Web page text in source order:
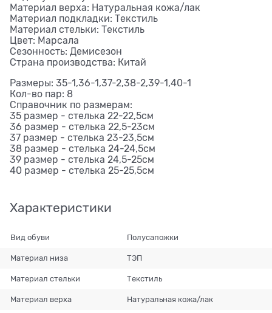
Материал верха: Натуральная кожа/лак
Материал подкладки: Текстиль
Материал стельки: Текстиль
Цвет: Марсала
Сезонность: Демисезон
Страна производства: Китай
Размеры: 35-1,36-1,37-2,38-2,39-1,40-1
Кол-во пар: 8
Справочник по размерам:
35 размер - стелька 22-22,5см
36 размер - стелька 22,5-23см
37 размер - стелька 23-23,5см
38 размер - стелька 24-24,5см
39 размер - стелька 24,5-25см
40 размер - стелька 25-25,5см
Характеристики
Вид обуви Полусапожки
Материал низа ТЭП
Материал стельки Текстиль
Материал верха Натуральная кожа/лак